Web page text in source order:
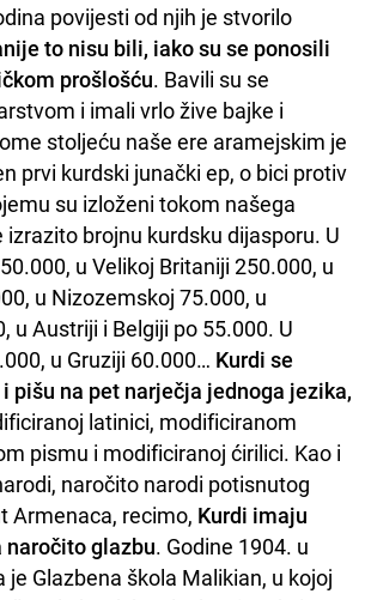
povijesti od njih je stvorilo
to nisu bili, iako su se ponosili
prošlošću. Bavili su se
i imali vrlo žive bajke i
stoljeću naše ere aramejskim je
prvi kurdski junački ep, o bici protiv
su izloženi tokom našega
brojnu kurdsku dijasporu. U
u Velikoj Britaniji 250.000, u
u Nizozemskoj 75.000, u
u Austriji i Belgiji po 55.000. U
u Gruziji 60.000… Kurdi se
pišu na pet narječja jednoga jezika,
latinici, modificiranom
pismu i modificiranoj ćirilici. Kao i
naročito narodi potisnutog
Armenaca, recimo, Kurdi imaju
naročito glazbu. Godine 1904. u
je Glazbena škola Malikian, u kojoj